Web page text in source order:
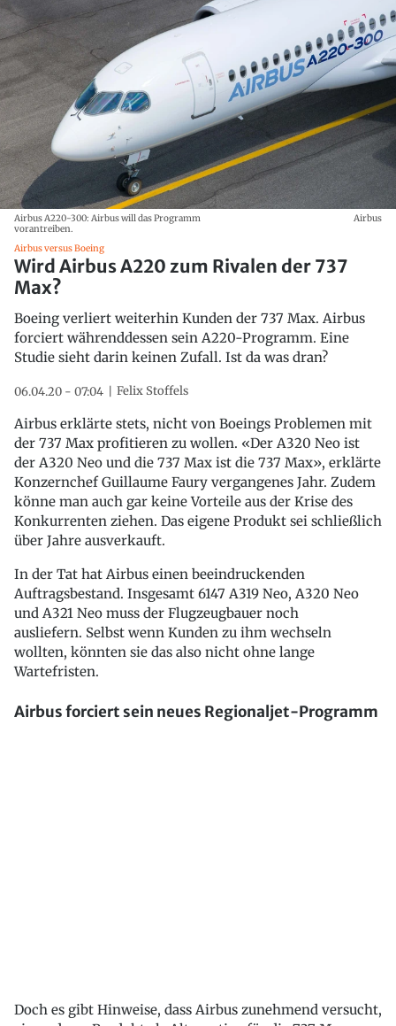
Airbus A220-300: Airbus will das Programm
vorantreiben.
Airbus
Airbus versus Boeing
Wird Airbus A220 zum Rivalen der 737
Max?
Boeing verliert weiterhin Kunden der 737 Max. Airbus
forciert währenddessen sein A220-Programm. Eine
Studie sieht darin keinen Zufall. Ist da was dran?
06.04.20 - 07:04 Felix Stoffels
Airbus erklärte stets, nicht von Boeings Problemen mit
der 737 Max profitieren zu wollen. «Der A320 Neo ist
der A320 Neo und die 737 Max ist die 737 Max», erklärte
Konzernchef Guillaume Faury vergangenes Jahr. Zudem
könne man auch gar keine Vorteile aus der Krise des
Konkurrenten ziehen. Das eigene Produkt sei schließlich
über Jahre ausverkauft.
In der Tat hat Airbus einen beeindruckenden
Auftragsbestand. Insgesamt 6147 A319 Neo, A320 Neo
und A321 Neo muss der Flugzeugbauer noch
ausliefern. Selbst wenn Kunden zu ihm wechseln
wollten, könnten sie das also nicht ohne lange
Wartefristen.
Airbus forciert sein neues Regionaljet-Programm
Doch es gibt Hinweise, dass Airbus zunehmend versucht,